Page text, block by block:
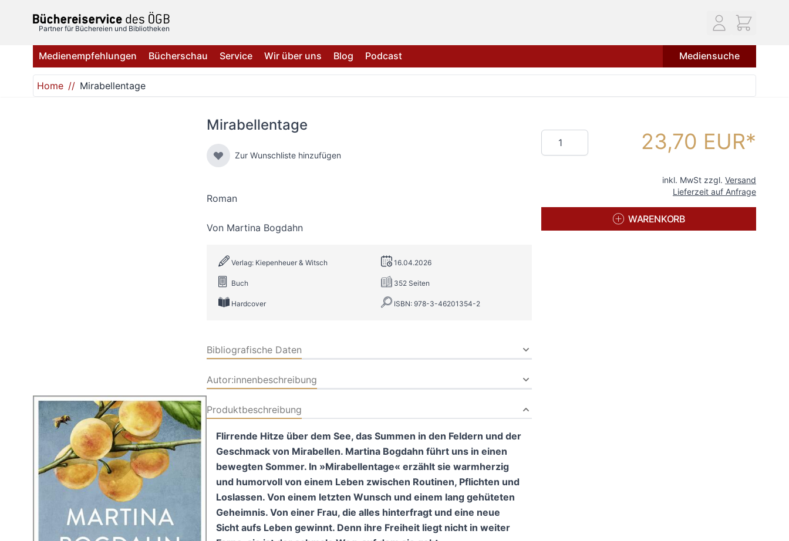
Partner für Büchereien und Bibliotheken
Medienempfehlungen Bücherschau Service Wir über uns Blog Podcast Mediensuche
Home Mirabellentage
Mirabellentage
Zur Wunschliste hinzufügen
Roman
Von Martina Bogdahn
Verlag: Kiepenheuer & Witsch 16.04.2026
Buch 352 Seiten
Hardcover ISBN: 978-3-46201354-2
Bibliografische Daten
Autor:innenbeschreibung
Produktbeschreibung
Flirrende Hitze über dem See, das Summen in den Feldern und der
Geschmack von Mirabellen. Martina Bogdahn führt uns in einen
bewegten Sommer. In »Mirabellentage« erzählt sie warmherzig
und humorvoll von einem Leben zwischen Routinen, Pflichten und
Loslassen. Von einem letzten Wunsch und einem lang gehüteten
Geheimnis. Von einer Frau, die alles hinterfragt und eine neue
Sicht aufs Leben gewinnt. Denn ihre Freiheit liegt nicht in weiter
Menge 23,70 EUR
inkl. MwSt zzgl. Versand
Lieferzeit auf Anfrage
WARENKORB